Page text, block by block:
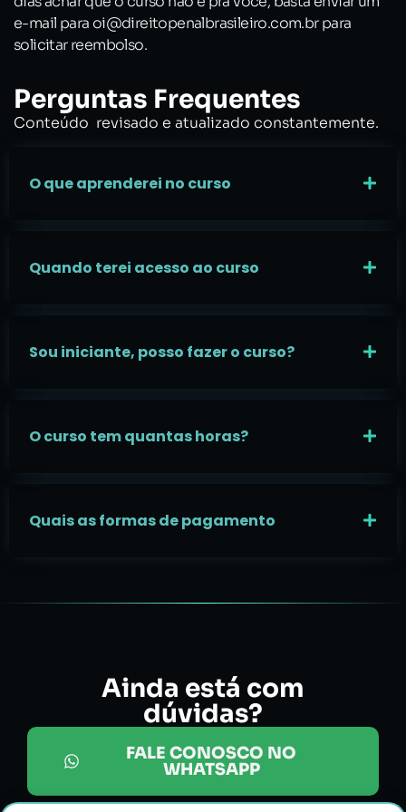
e-mail para oi@direitopenalbrasileiro.com.br para
solicitar reembolso.
Perguntas Frequentes
Conteúdo revisado e atualizado constantemente.
O que aprenderei no curso
Quando terei acesso ao curso
Sou iniciante, posso fazer o curso?
O curso tem quantas horas?
Quais as formas de pagamento
Ainda está com
dúvidas?
FALE CONOSCO NO
WHATSAPP